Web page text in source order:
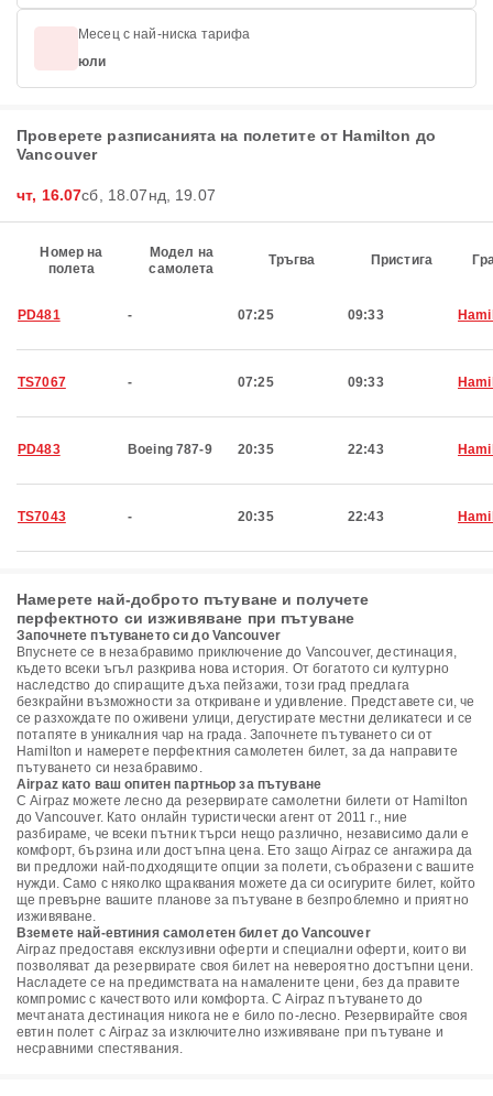
Месец с най-ниска тарифа
юли
Проверете разписанията на полетите от Hamilton до
Vancouver
чт, 16.07сб, 18.07нд, 19.07
Номер на
полета
Модел на
самолета
Тръгва Пристига
PD481 - 07:25 09:33
TS7067 - 07:25 09:33
PD483 Boeing 787-9 20:35 22:43
TS7043 - 20:35 22:43
Намерете най-доброто пътуване и получете
перфектното си изживяване при пътуване
Започнете пътуването си до Vancouver
Впуснете се в незабравимо приключение до Vancouver, дестинация,
където всеки ъгъл разкрива нова история. От богатото си културно
наследство до спиращите дъха пейзажи, този град предлага
безкрайни възможности за откриване и удивление. Представете си, че
се разхождате по оживени улици, дегустирате местни деликатеси и се
потапяте в уникалния чар на града. Започнете пътуването си от
Hamilton и намерете перфектния самолетен билет, за да направите
пътуването си незабравимо.
Airpaz като ваш опитен партньор за пътуване
С Airpaz можете лесно да резервирате самолетни билети от Hamilton
до Vancouver. Като онлайн туристически агент от 2011 г., ние
разбираме, че всеки пътник търси нещо различно, независимо дали е
комфорт, бързина или достъпна цена. Ето защо Airpaz се ангажира да
ви предложи най-подходящите опции за полети, съобразени с вашите
нужди. Само с няколко щраквания можете да си осигурите билет, който
ще превърне вашите планове за пътуване в безпроблемно и приятно
изживяване.
Вземете най-евтиния самолетен билет до Vancouver
Airpaz предоставя ексклузивни оферти и специални оферти, които ви
позволяват да резервирате своя билет на невероятно достъпни цени.
Насладете се на предимствата на намалените цени, без да правите
компромис с качеството или комфорта. С Airpaz пътуването до
мечтаната дестинация никога не е било по-лесно. Резервирайте своя
евтин полет с Airpaz за изключително изживяване при пътуване и
несравними спестявания.